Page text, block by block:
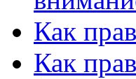
Как
Как